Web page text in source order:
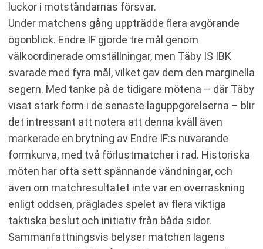
luckor i motståndarnas försvar.
Under matchens gång uppträdde flera avgörande
ögonblick. Endre IF gjorde tre mål genom
välkoordinerade omställningar, men Täby IS IBK
svarade med fyra mål, vilket gav dem den marginella
segern. Med tanke på de tidigare mötena – där Täby
visat stark form i de senaste laguppgörelserna – blir
det intressant att notera att denna kväll även
markerade en brytning av Endre IF:s nuvarande
formkurva, med två förlustmatcher i rad. Historiska
möten har ofta sett spännande vändningar, och
även om matchresultatet inte var en överraskning
enligt oddsen, präglades spelet av flera viktiga
taktiska beslut och initiativ från båda sidor.
Sammanfattningsvis belyser matchen lagens